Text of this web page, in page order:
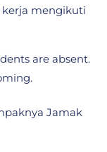
kerja mengikuti
are absent.
Jamak